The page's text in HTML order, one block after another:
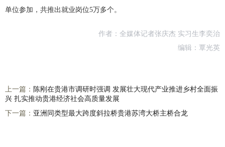
单位参加，共推出就业岗位5万多个。
作者：全媒体记者张庆杰 实习生李奕治
编辑：覃光英
上一篇： 陈刚在贵港市调研时强调 发展壮大现代产业推进乡村全面振
兴 扎实推动贵港经济社会高质量发展
下一篇： 亚洲同类型最大跨度斜拉桥贵港苏湾大桥主桥合龙